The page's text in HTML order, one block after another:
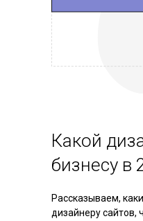
Рассказываем,
дизайнеру сайтов,
Какой
бизнесу в